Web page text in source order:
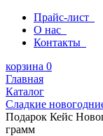
Прайс-лист
О нас
Контакты
корзина 0
Главная
Каталог
Сладкие
Подарок Кейс
грамм